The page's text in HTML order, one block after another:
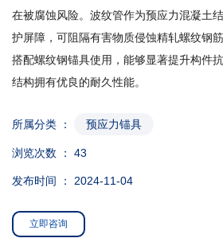
在被腐蚀风险。波纹管作为预应力混凝土
护屏障，可阻隔有害物质侵蚀精轧螺纹钢
搭配螺纹钢锚具使用，能够显著提升构件
结构拥有优良的耐久性能。
所属分类 ： 预应力锚具
浏览次数 ： 43
发布时间 ： 2024-11-04
立即咨询